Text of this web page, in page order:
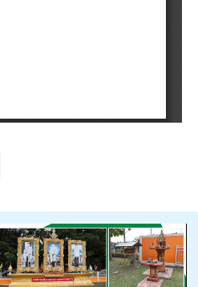
ารบริหารส่วนตำบลหนองนาคำเรื่อง ก
: ประกาศองค์การบริหารส่วนตำบลหนอง